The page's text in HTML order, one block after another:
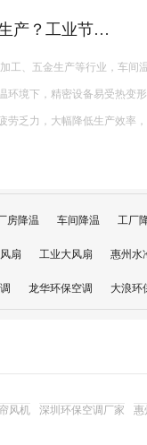
仅影响员工作业舒适度，
数偏移，导致产品瑕疵、
企业造成直接经济损...
房降温 车间降温 工厂
扇 工业大风扇 惠州水
龙华环保空调 大浪环
风机 深圳环保空调厂家 惠